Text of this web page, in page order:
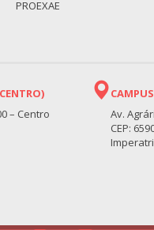
PROEXAE
– Centro
Av.
CEP: